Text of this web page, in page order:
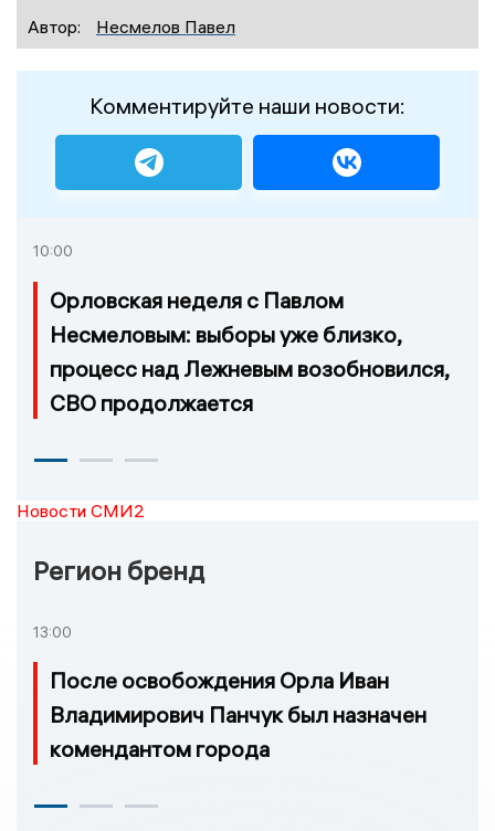
Автор:
Несмелов Павел
Комментируйте наши новости:
10:00
Орловская неделя с Павлом
Несмеловым: выборы уже близко,
процесс над Лежневым возобновился,
СВО продолжается
Новости СМИ2
Регион бренд
13:00
После освобождения Орла Иван
Владимирович Панчук был назначен
комендантом города